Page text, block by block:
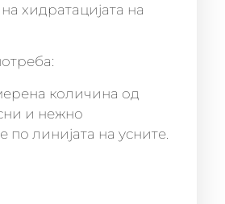
хидратацијата на
количина од
и нежно
по линијата на усните.